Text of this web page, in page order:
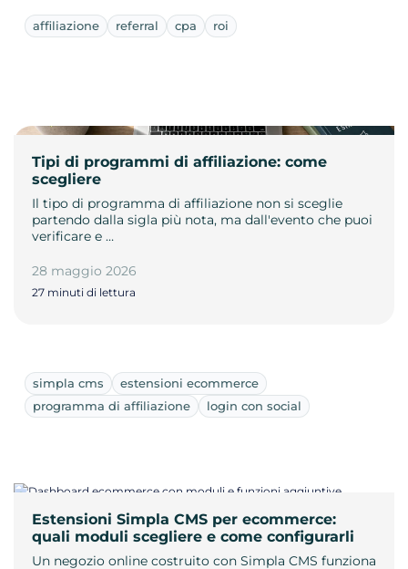
affiliazione referral cpa roi
Tipi di programmi di affiliazione: come
scegliere
Il tipo di programma di affiliazione non si sceglie
partendo dalla sigla più nota, ma dall'evento che puoi
verificare e …
28 maggio 2026
27 minuti di lettura
simpla cms
estensioni ecommerce
programma di affiliazione
login con social
Estensioni Simpla CMS per ecommerce:
quali moduli scegliere e come configurarli
Un negozio online costruito con Simpla CMS funziona